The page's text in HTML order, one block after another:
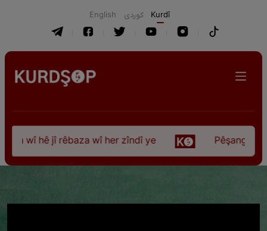
English كوردی Kurdî
wî hê jî rêbaza wî her zîndî ye Pêşangeha